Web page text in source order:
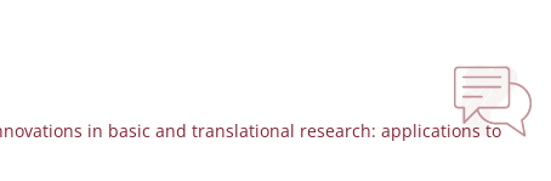
in basic and translational research: applications to